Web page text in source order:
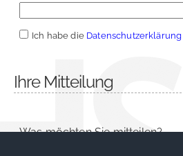
Ich habe die Datenschutzerklärung
Ihre Mitteilung
Was möchten Sie mitteilen?